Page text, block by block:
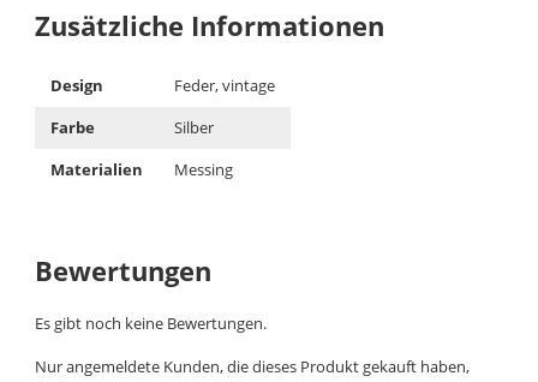
Zusätzliche Informationen
Design
Feder, vintage
Farbe
Silber
Materialien
Messing
Bewertungen
Es gibt noch keine Bewertungen.
Nur angemeldete Kunden, die dieses Produkt gekauft haben,